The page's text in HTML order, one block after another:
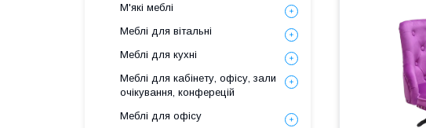
М'які меблі
Меблі для вітальні
Меблі для кухні
Меблі для кабінету, офісу, зали
очікування, конферецій
Меблі для офісу